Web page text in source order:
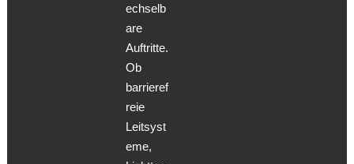
echselb
are
Auftritte.
Ob
barrieref
reie
Leitsyst
eme,